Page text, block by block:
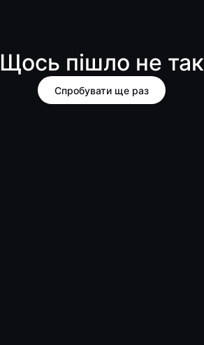
Щось пішло не так
Спробувати ще раз